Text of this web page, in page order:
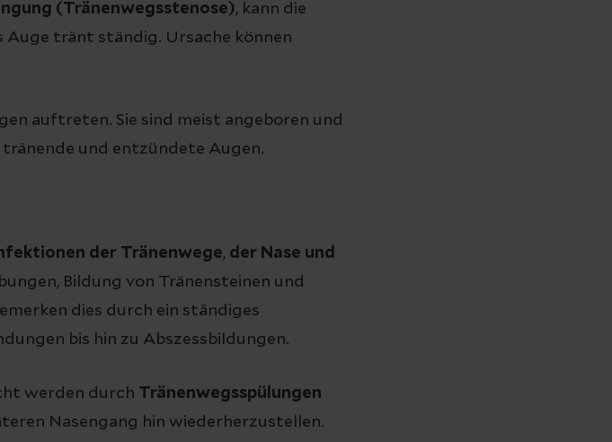
(Tränenwegsstenose), kann die
Auge tränt ständig. Ursache können
auftreten. Sie sind meist angeboren und
und entzündete Augen.
der Tränenwege, der Nase und
Bildung von Tränensteinen und
dies durch ein ständiges
bis hin zu Abszessbildungen.
werden durch Tränenwegsspülungen
Nasengang hin wiederherzustellen.